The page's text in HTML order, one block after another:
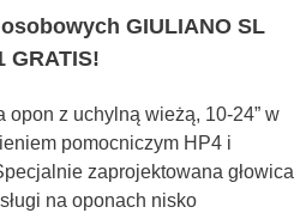
GIULIANO SL
GRATIS!
z uchylną wieżą, 10-24” w
pomocniczym HP4 i
zaprojektowana głowica
na oponach nisko